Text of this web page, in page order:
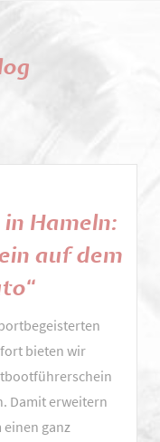
Hameln:
auf dem
bieten wir
Damit erweitern
ganz